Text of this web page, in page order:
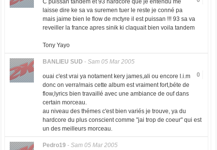
C puissan tandem et 93 hardcore que jé entendu me
laisse dire ke sa va suremen tuer le reste je conné pa
mais jaime bien le flow de mctyre il est puissan !!! 93 sa va
reveiller la france apres sinik ki claquait bien voila tandem
Tony Yayo
BANLIEU SUD - Sam 05 Mar 2005
0
ouai c'est vrai ya notament kery james,ali ou encore l.i.m
donc on verra!mais cette album est vraiment fort,béte de
flow,lyrics bien travaillé avec une ambiance de ouf dans
certain morceau.
au niveau des thémes c'est bien variés je trouve, ya du
hardcore du plus conscient comme "jai trop de coeur" qui est
un des meilleurs morceau.
Pedro19 - Sam 05 Mar 2005